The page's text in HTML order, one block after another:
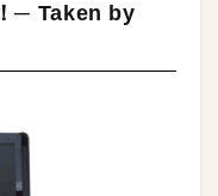
─ Taken by